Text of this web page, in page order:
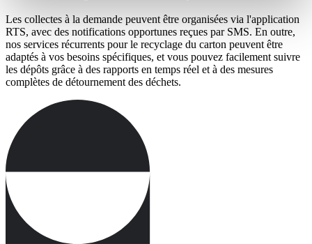
Les collectes à la demande peuvent être organisées via l'application
RTS, avec des notifications opportunes reçues par SMS. En outre,
nos services récurrents pour le recyclage du carton peuvent être
adaptés à vos besoins spécifiques, et vous pouvez facilement suivre
les dépôts grâce à des rapports en temps réel et à des mesures
complètes de détournement des déchets.